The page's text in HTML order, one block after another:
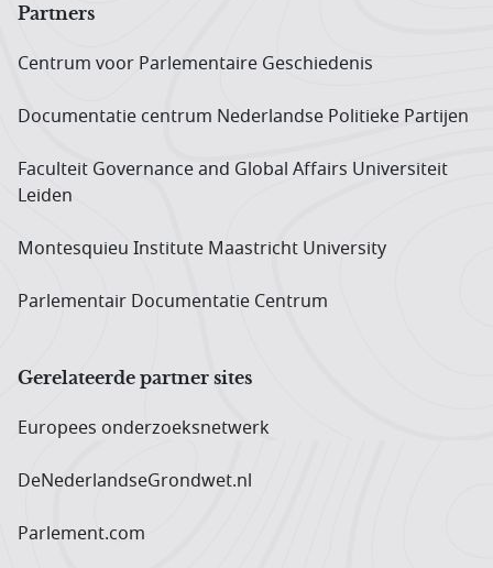
Partners
Centrum voor Parlementaire Geschiedenis
Documentatie centrum Neder­landse Politieke Partijen
Faculteit Governance and Global Affairs Universiteit
Leiden
Montesquieu Institute Maastricht University
Parlementair Documentatie Centrum
Gerelateerde partner sites
Europees onderzoeks­netwerk
DeNederlandseGrondwet.nl
Parlement.com